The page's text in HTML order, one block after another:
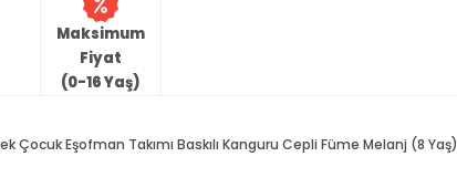
Maksimum
Fiyat
(0-16 Yaş)
Çocuk Eşofman Takımı Baskılı Kanguru Cepli Füme Melanj (8 Yaş)